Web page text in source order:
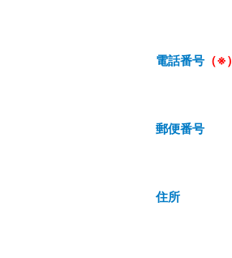
電話番号 （※）
郵便番号
住所